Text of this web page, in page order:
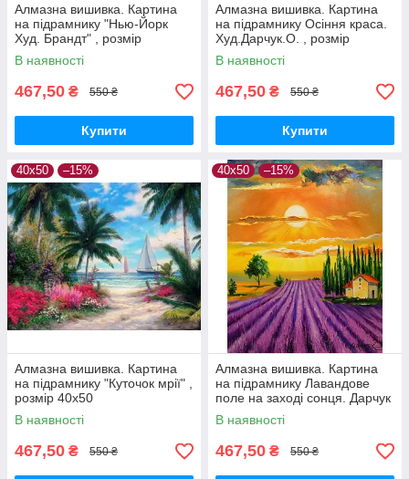
Алмазна вишивка. Картина
на підрамнику "Нью-Йорк
Худ. Брандт" , розмір
40х50см
В наявності
467,50 ₴ 550 ₴
Купити
Алмазна вишивка. Картина
на підрамнику Осіння краса.
Худ.Дарчук.О. , розмір
40х50см
В наявності
467,50 ₴ 550 ₴
Купити
40х50 –15%
Алмазна вишивка. Картина
на підрамнику "Куточок мрії" ,
розмір 40х50
В наявності
467,50 ₴ 550 ₴
40х50 –15%
Алмазна вишивка. Картина
на підрамнику Лавандове
поле на заході сонця. Дарчук
О. , розмір 40х50см
В наявності
467,50 ₴ 550 ₴